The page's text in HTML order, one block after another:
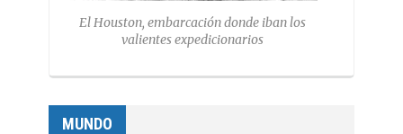
El Houston, embarcación donde iban los
valientes expedicionarios
MUNDO